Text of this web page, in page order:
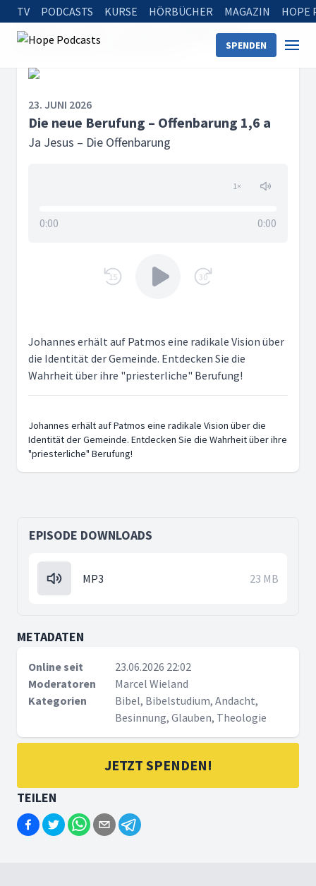
TV PODCASTS KURSE HÖRBÜCHER MAGAZIN HOPE
SPENDEN
Startseite
Ja Jesus – Die Offenbarung
Die neue Berufung – Offenbarung 1,6 a
23. JUNI 2026
Die neue Berufung – Offenbarung 1,6 a
Ja Jesus – Die Offenbarung
1×
0:00 0:00
15 30
Johannes erhält auf Patmos eine radikale Vision über
die Identität der Gemeinde. Entdecken Sie die
Wahrheit über ihre "priesterliche" Berufung!
Johannes erhält auf Patmos eine radikale Vision über die
Identität der Gemeinde. Entdecken Sie die Wahrheit über ihre
"priesterliche" Berufung!
EPISODE DOWNLOADS
MP3 23 MB
METADATEN
Online seit
23.06.2026 22:02
Moderatoren
Marcel Wieland
Kategorien
Bibel, Bibelstudium, Andacht,
Besinnung, Glauben, Theologie
JETZT SPENDEN!
TEILEN